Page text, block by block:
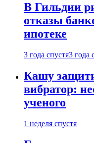
В Гильдии
отказы
ипотеке
3 года спустя3 года
Кашу
вибратор:
ученого
1 неделя спустя